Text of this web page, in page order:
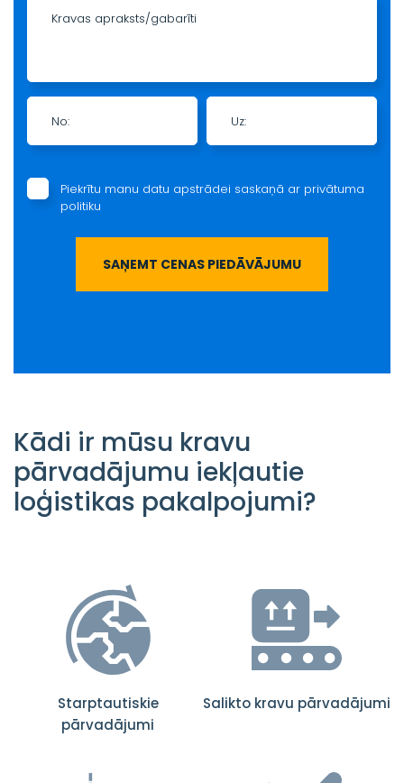
Kravas apraksts/gabarīti
No: Uz:
Piekrītu manu datu apstrādei saskaņā ar privātuma
politiku
Kādi ir mūsu kravu
pārvadājumu iekļautie
loģistikas pakalpojumi?
Starptautiskie
pārvadājumi
Salikto kravu pārvadājumi